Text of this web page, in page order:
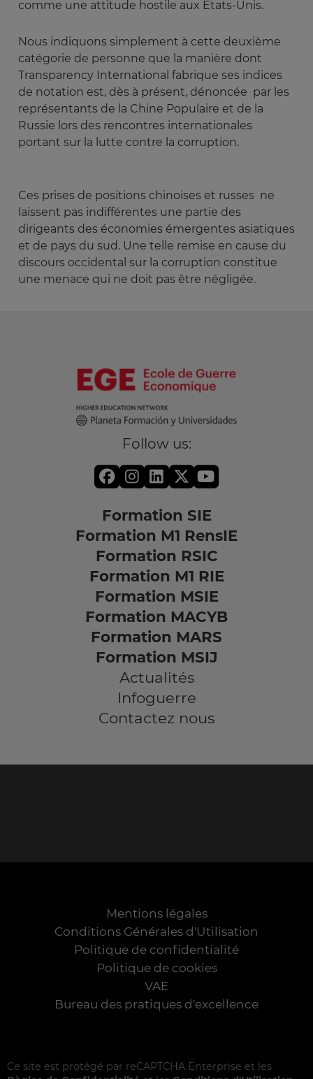
comme une attitude hostile aux Etats-Unis.
Nous indiquons simplement à cette deuxième
catégorie de personne que la manière dont
Transparency International fabrique ses indices
de notation est, dès à présent, dénoncée par les
représentants de la Chine Populaire et de la
Russie lors des rencontres internationales
portant sur la lutte contre la corruption.
Ces prises de positions chinoises et russes ne
laissent pas indifférentes une partie des
dirigeants des économies émergentes asiatiques
et de pays du sud. Une telle remise en cause du
discours occidental sur la corruption constitue
une menace qui ne doit pas être négligée.
Follow us:
Formation SIE
Formation M1 RensIE
Formation RSIC
Formation M1 RIE
Formation MSIE
Formation MACYB
Formation MARS
Formation MSIJ
Actualités
Infoguerre
Contactez nous
Mentions légales
Conditions Générales d'Utilisation
Politique de confidentialité
Politique de cookies
VAE
Bureau des pratiques d'excellence
Ce site est protégé par reCAPTCHA Enterprise et les